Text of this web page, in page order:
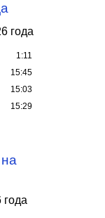
года
1:11
15:45
15:03
15:29